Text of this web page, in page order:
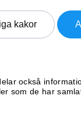
Leverans av
kakor
också
som de har